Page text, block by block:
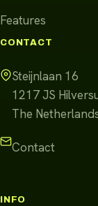
Features
CONTACT
Steijnlaan 16
1217 JS
The
Contact
INFO